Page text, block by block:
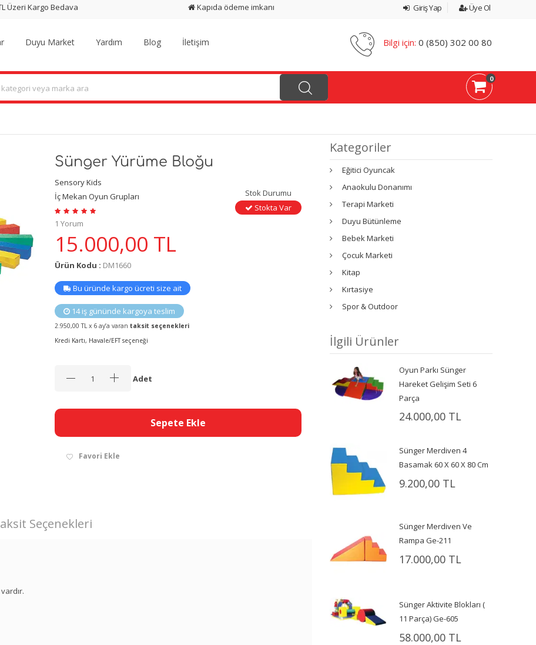
Üzeri Kargo Bedava Kapıda ödeme imkanı Giriş Yap Üye Ol
Duyu Market Yardım Blog İletişim Bilgi için: 0 (850) 302 00 80
0
Sünger Yürüme Bloğu
Sensory Kids
İç Mekan Oyun Grupları
1 Yorum
Stok Durumu
Stokta Var
15.000,00 TL
Ürün Kodu : DM1660
Bu üründe kargo ücreti size ait
14 iş gününde kargoya teslim
2.950,00 TL x 6 ay’a varan taksit seçenekleri
Kredi Kartı, Havale/EFT seçeneği
Adet
Sepete Ekle
Favori Ekle
Seçenekleri
Kategoriler
Eğitici Oyuncak
Anaokulu Donanımı
Terapi Marketi
Duyu Bütünleme
Bebek Marketi
Çocuk Marketi
Kitap
Kırtasiye
Spor & Outdoor
İlgili Ürünler
Oyun Parkı Sünger
Hareket Gelişim Seti 6
Parça
24.000,00 TL
Sünger Merdiven 4
Basamak 60 X 60 X 80 Cm
9.200,00 TL
Sünger Merdiven Ve
Rampa Ge-211
17.000,00 TL
Sünger Aktivite Blokları (
11 Parça) Ge-605
58.000,00 TL